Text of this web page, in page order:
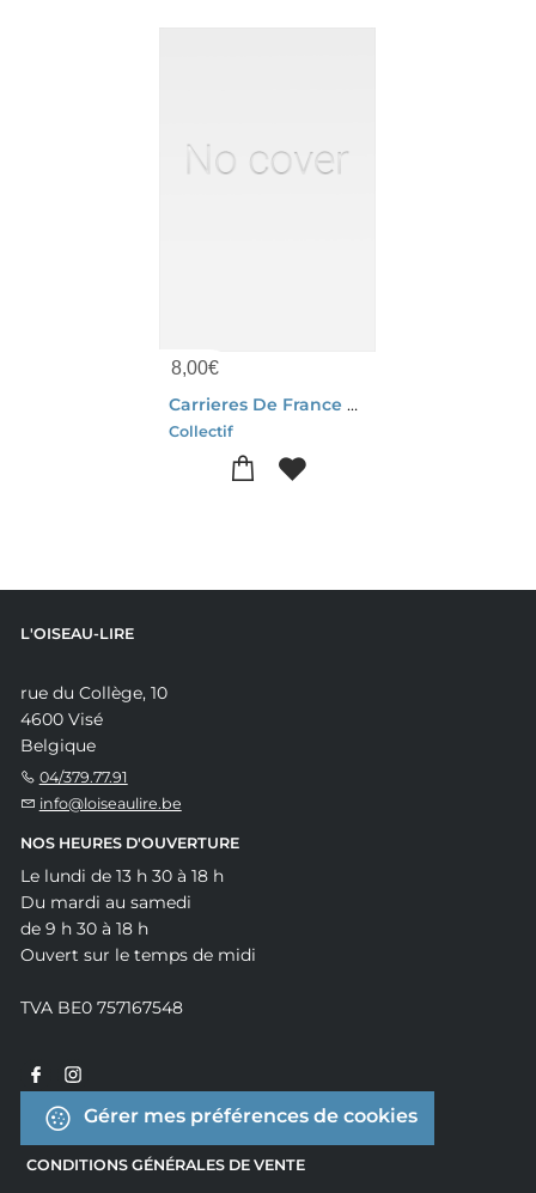
8,00€
Carrieres De France Exploitations Actives
Collectif
L'OISEAU-LIRE
rue du Collège, 10
4600 Visé
Belgique
04/379.77.91
info@loiseaulire.be
NOS HEURES D'OUVERTURE
Le lundi de 13 h 30 à 18 h
Du mardi au samedi
de 9 h 30 à 18 h
Ouvert sur le temps de midi
TVA BE0 757167548
Gérer mes préférences de cookies
CONDITIONS GÉNÉRALES DE VENTE